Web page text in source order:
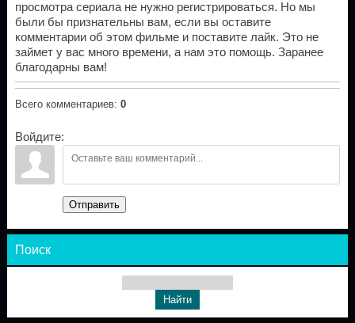
просмотра сериала не нужно регистрироваться. Но мы
были бы признательны вам, если вы оставите
комментарии об этом фильме и поставите лайк. Это не
займет у вас много времени, а нам это помощь. Заранее
благодарны вам!
Всего комментариев: 0
Войдите:
Отправить
Поиск